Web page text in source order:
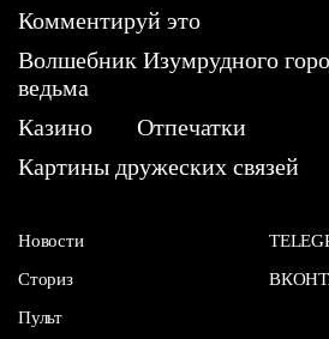
Комментируй это
Волшебник Изумрудного
ведьма
Казино
Отпечатки
Картины дружеских связей
Новости
Сториз
Пульт